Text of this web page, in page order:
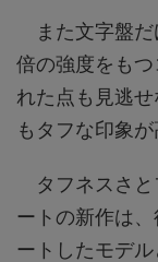
また文字盤だ
倍の強度をも
れた点も見逃
もタフな印象が
タフネスさと
ートの新作は
ートしたモデル